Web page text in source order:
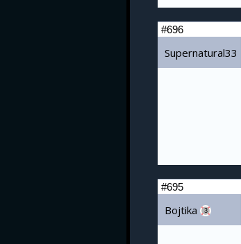
#696
Supernatural33
#695
Bojtika 3